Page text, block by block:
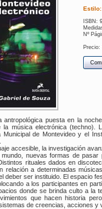
Estilo:
ISBN:
Nº
Precio:
antropológica puesta en la
la música electrónica (techno).
Municipal de Montevideo y el
accesible, la investigación
nuevas formas de
rituales dados en
relación a determinadas
deber ser instituido. El espacio
a los participantes en
donde se brinda culto a la
que hacen historia
de creencias, acciones y